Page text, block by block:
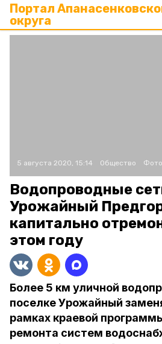
Портал
округа
5 августа 2020, 15:14 Общество
Водопроводные
Урожайный
капитально
этом году
Более 5 км уличной
поселке Урожайный
рамках краевой
ремонта систем